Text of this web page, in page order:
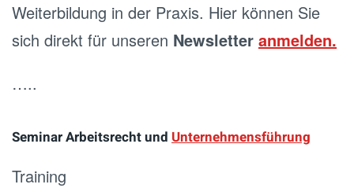
Weiterbildung in der Praxis. Hier können Sie
sich direkt für unseren Newsletter anmelden.
…..
Seminar Arbeitsrecht und Unternehmensführung
Training